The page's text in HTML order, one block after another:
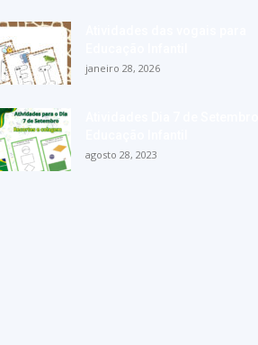
janeiro 28, 2026
agosto 28, 2023